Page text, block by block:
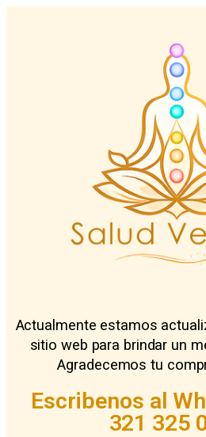
Actualmente estamos
sitio web para brindar un
Agradecemos tu
Escribenos al
321 325